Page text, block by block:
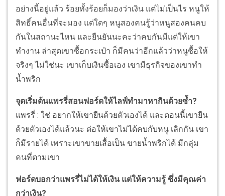
อย่างนี้อยู่แล้ว ร้อยทั้งร้อยก็มองว่าเงิน แต่ไม่เป็นไร หนูให้
สิทธิ์คนอื่นที่จะมอง แต่ใดๆ หนูสองคนรู้ว่าหนูสองคนคบ
กันในสถานะไหน และยืนยันนะคะว่าคบกันมีแต่ให้เขา
ทำงาน ล่าสุดเขาซื้อกระเป๋า ก็มีคนว่าอีกแล้วว่าหนูซื้อให้
จริงๆ ไม่ใช่นะ เขาเก็บเงินซื้อเอง เขามีธุรกิจของเขาทำ
น้ำพริก
จุดเริ่มต้นแพรรี่สอนฟอร์ดให้ไลฟ์ทำมาหากินด้วยซ้ำ?
แพรรี่ : ใช่ อยากให้เขายืนด้วยตัวเองได้ และตอนนี้เขายืน
ด้วยตัวเองได้แล้วนะ ต่อให้เขาไม่ได้คบกับหนู เลิกกัน เขา
ก็มีรายได้ เพราะเขาขายเสื้อเป็น ขายน้ำพริกได้ มีกลุ่ม
คนที่ตามเขา
ฟอร์ดบอกว่าแพรรี่ไม่ได้ให้เงิน แต่ให้ความรู้ ซึ่งมีคุณค่า
กว่าเงิน?